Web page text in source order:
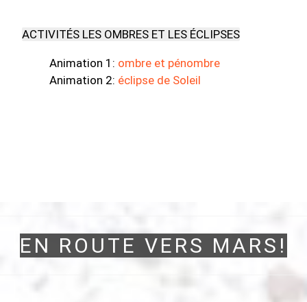
ACTIVITÉS LES OMBRES ET LES ÉCLIPSES
Animation 1: ombre et pénombre
Animation 2: éclipse de Soleil
EN ROUTE VERS MARS!